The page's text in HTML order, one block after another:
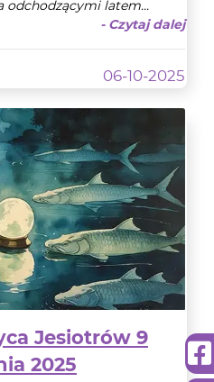
odchodzącymi latem...
- Czytaj dalej
06-10-2025
Jesiotrów 9
2025